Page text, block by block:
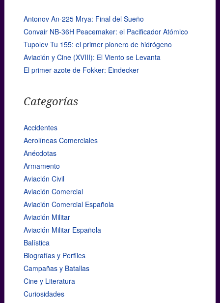
Antonov An-225 Mrya: Final del Sueño
Convair NB-36H Peacemaker: el Pacificador Atómico
Tupolev Tu 155: el primer pionero de hidrógeno
Aviación y Cine (XVIII): El Viento se Levanta
El primer azote de Fokker: Eindecker
Categorías
Accidentes
Aerolíneas Comerciales
Anécdotas
Armamento
Aviación Civil
Aviación Comercial
Aviación Comercial Española
Aviación Militar
Aviación Militar Española
Balística
Biografías y Perfiles
Campañas y Batallas
Cine y Literatura
Curiosidades